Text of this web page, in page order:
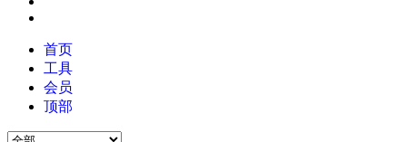
首页
工具
会员
顶部